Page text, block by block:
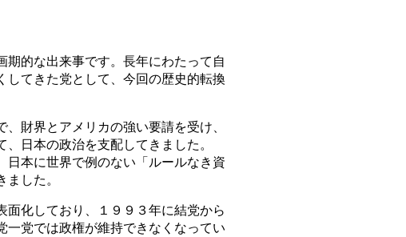
的な出来事です。長年にわたって自
してきた党として、今回の歴史的転換
財界とアメリカの強い要請を受け、
日本の政治を支配してきました。
日本に世界で例のない「ルールなき資
した。
化しており、１９９３年に結党から
一党では政権が維持できなくなってい